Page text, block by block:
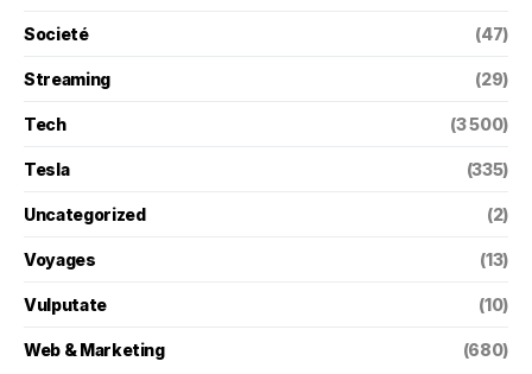
Societé (47)
Streaming (29)
Tech (3 500)
Tesla (335)
Uncategorized (2)
Voyages (13)
Vulputate (10)
Web & Marketing (680)